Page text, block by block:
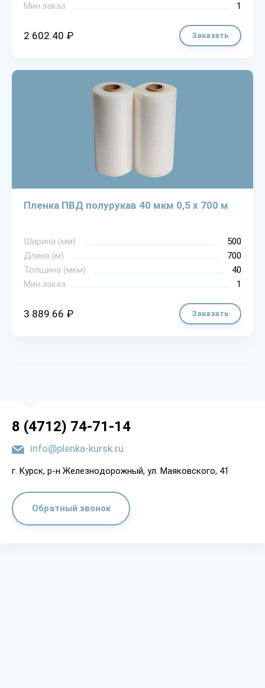
Мин.заказ
1
2 602.40 ₽ Заказать
Пленка ПВД полурукав 40 мкм 0,5 х 700 м
Ширина (мм)
500
Длина (м)
700
Толщина (мкм)
40
Мин.заказ
1
3 889.66 ₽ Заказать
8 (4712) 74-71-14
info@plenka-kursk.ru
г. Kypcк, p-н Жeлeзнoдopoжный, yл. Мaякoвcкoгo, 41
Обратный звонок